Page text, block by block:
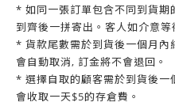
* 如同一張訂單包含不同到貨期
到齊後一拼寄出。客人如介意等
* 貨款尾數需於到貨後一個月內
會自動取消, 訂金將不會退回。
* 選擇自取的顧客需於到貨後一
會收取一天$5的存倉費。